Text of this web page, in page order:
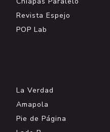
Revista Espejo
POP Lab
La Verdad
Amapola
Pie de Página